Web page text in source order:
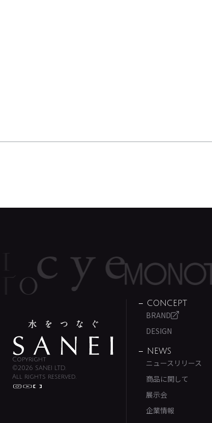
Copyright
©2026 SANEI LTD.
All rights reserved.
CONCEPT
BRAND
DESIGN
NEWS
ニュースリリース
商品に関して
展示会
企業情報